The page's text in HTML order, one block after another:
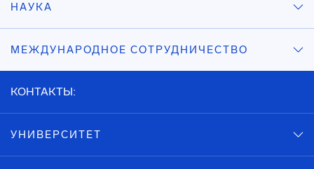
НАУКА
МЕЖДУНАРОДНОЕ СОТРУДНИЧЕСТВО
КОНТАКТЫ:
УНИВЕРСИТЕТ